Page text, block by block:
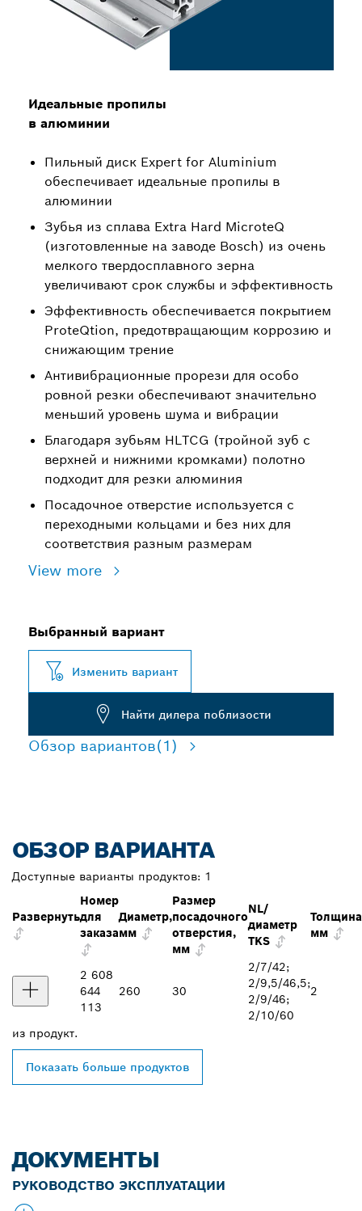
Идеальные пропилы
в алюминии
Пильный диск Expert for Aluminium
обеспечивает идеальные пропилы в
алюминии
Зубья из сплава Extra Hard MicroteQ
(изготовленные на заводе Bosch) из очень
мелкого твердосплавного зерна
увеличивают срок службы и эффективность
Эффективность обеспечивается покрытием
ProteQtion, предотвращающим коррозию и
снижающим трение
Антивибрационные прорези для особо
ровной резки обеспечивают значительно
меньший уровень шума и вибрации
Благодаря зубьям HLTCG (тройной зуб с
верхней и нижними кромками) полотно
подходит для резки алюминия
Посадочное отверстие используется с
переходными кольцами и без них для
соответствия разным размерам
View more
Выбранный вариант
Изменить вариант
Найти дилера поблизости
Обзор вариантов(1)
ОБЗОР ВАРИАНТА
Доступные варианты продуктов: 1
Развернуть
Номер
для
заказа
Диаметр,
мм
Размер
посадочного
отверстия,
мм
NL/
диаметр
TKS
мм
2 608
644
113
260 30
2/7/42;
2/9,5/46,5;
2/9/46;
2/10/60
2
из продукт.
Показать больше продуктов
ДОКУМЕНТЫ
РУКОВОДСТВО ЭКСПЛУАТАЦИИ